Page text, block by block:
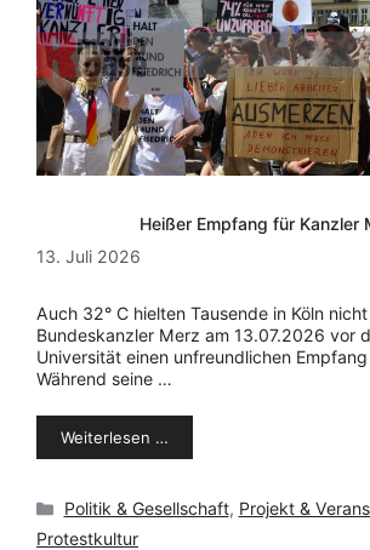
Heißer Empfang für Kanzler
13. Juli 2026
Auch 32° C hielten Tausende in Köln
Bundeskanzler Merz am 13.07.2026 vor
Universität einen unfreundlichen
Während seine …
Weiterlesen …
Kategorien
Politik & Gesellschaft, Projekt &
Protestkultur